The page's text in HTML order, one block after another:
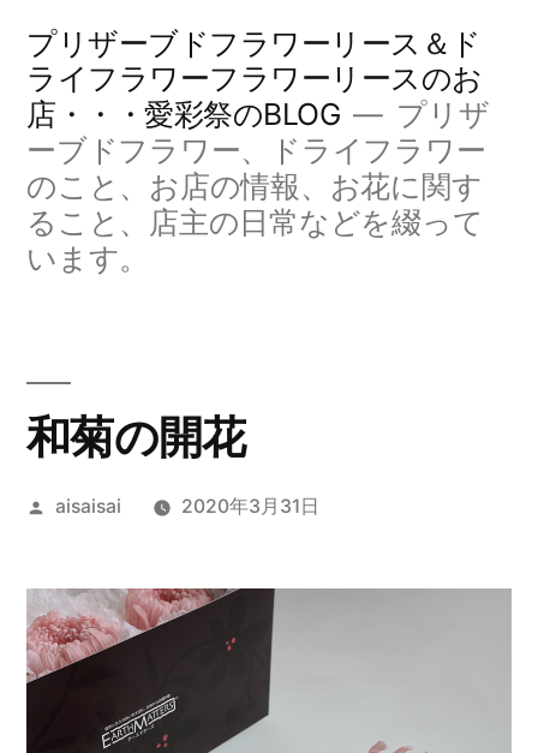
プ
プリザーブドフラワーリース＆ド
ライフラワーフラワーリースのお
店・・・愛彩祭のBLOG
プリザ
ーブドフラワー、ドライフラワー
のこと、お店の情報、お花に関す
ること、店主の日常などを綴って
います。
和菊の開花
投
aisaisai 2020年3月31日